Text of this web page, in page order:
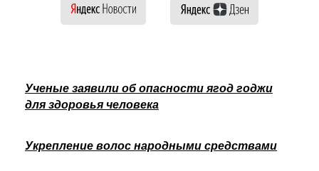
Ученые заявили об опасности ягод годжи
для здоровья человека
Укрепление волос народными средствами